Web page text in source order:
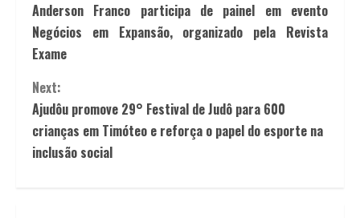
Anderson Franco participa de painel em evento
Negócios em Expansão, organizado pela Revista
Exame
Next:
Ajudôu promove 29° Festival de Judô para 600
crianças em Timóteo e reforça o papel do esporte na
inclusão social